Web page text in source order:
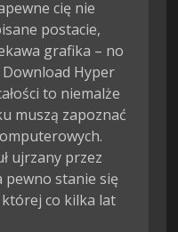
cię nie
postacie,
grafika – no
Download Hyper
to niemalże
muszą zapoznać
ujrzany przez
pewno stanie się
której co kilka lat